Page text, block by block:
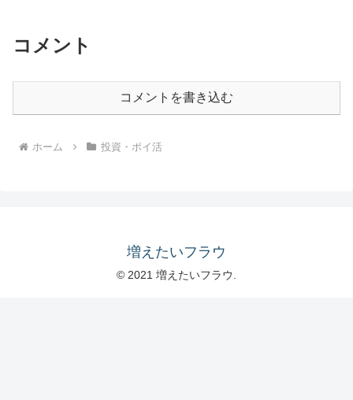
コメント
コメントを書き込む
ホーム 投資・ポイ活
増えたいフラウ
© 2021 増えたいフラウ.